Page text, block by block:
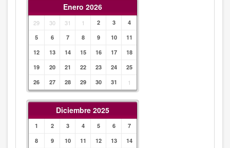
Enero 2026
29 30 31 1 2 3
4
5
6 7 8 9 10
11
12
13 14 15 16 17
18
19
20 21 22 23 24
25
26
27 28 29 30 31 1
Diciembre 2025
1 2 3 4 5 6
7
8
9 10 11 12 13
14